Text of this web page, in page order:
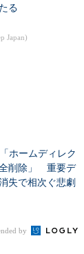
る
Japan)
ホームディレク
全削除」 重要デ
失で相次ぐ悲劇
by